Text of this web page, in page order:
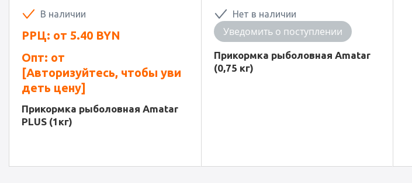
В наличии
РРЦ: от 5.40 BYN
Опт: от
[Авторизуйтесь, чтобы уви
деть цену]
Прикормка рыболовная Amatar
PLUS (1кг)
Нет в наличии
Уведомить о поступлении
Прикормка рыболовная Amatar
(0,75 кг)